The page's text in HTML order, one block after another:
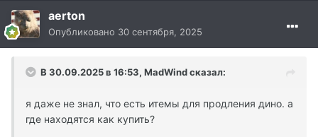
aerton
Опубликовано 30 сентября, 2025
В 30.09.2025 в 16:53, MadWindсказал:
я даже не знал, что есть итемы для продления дино. а
где находятся как купить?